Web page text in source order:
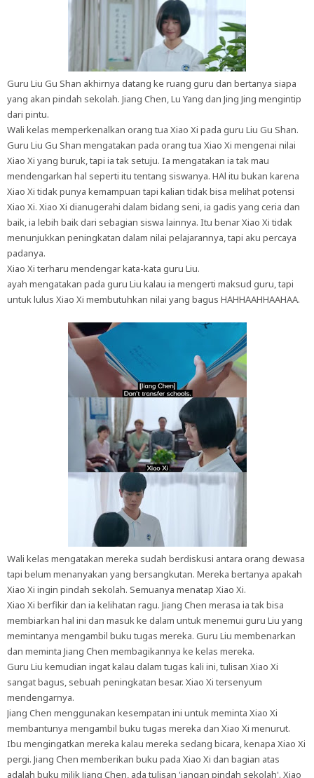
Guru Liu Gu Shan akhirnya datang ke ruang guru dan bertanya siapa
yang akan pindah sekolah. Jiang Chen, Lu Yang dan Jing Jing mengintip
dari pintu.
Wali kelas memperkenalkan orang tua Xiao Xi pada guru Liu Gu Shan.
Guru Liu Gu Shan mengatakan pada orang tua Xiao Xi mengenai nilai
Xiao Xi yang buruk, tapi ia tak setuju. Ia mengatakan ia tak mau
mendengarkan hal seperti itu tentang siswanya. HAl itu bukan karena
Xiao Xi tidak punya kemampuan tapi kalian tidak bisa melihat potensi
Xiao Xi. Xiao Xi dianugerahi dalam bidang seni, ia gadis yang ceria dan
baik, ia lebih baik dari sebagian siswa lainnya. Itu benar Xiao Xi tidak
menunjukkan peningkatan dalam nilai pelajarannya, tapi aku percaya
padanya.
Xiao Xi terharu mendengar kata-kata guru Liu.
ayah mengatakan pada guru Liu kalau ia mengerti maksud guru, tapi
untuk lulus Xiao Xi membutuhkan nilai yang bagus HAHHAAHHAAHAA.
Wali kelas mengatakan mereka sudah berdiskusi antara orang dewasa
tapi belum menanyakan yang bersangkutan. Mereka bertanya apakah
Xiao Xi ingin pindah sekolah. Semuanya menatap Xiao Xi.
Xiao Xi berfikir dan ia kelihatan ragu. Jiang Chen merasa ia tak bisa
membiarkan hal ini dan masuk ke dalam untuk menemui guru Liu yang
memintanya mengambil buku tugas mereka. Guru Liu membenarkan
dan meminta Jiang Chen membagikannya ke kelas mereka.
Guru Liu kemudian ingat kalau dalam tugas kali ini, tulisan Xiao Xi
sangat bagus, sebuah peningkatan besar. Xiao Xi tersenyum
mendengarnya.
Jiang Chen menggunakan kesempatan ini untuk meminta Xiao Xi
membantunya mengambil buku tugas mereka dan Xiao Xi menurut.
Ibu mengingatkan mereka kalau mereka sedang bicara, kenapa Xiao Xi
pergi. Jiang Chen memberikan buku pada Xiao Xi dan bagian atas
adalah buku milik Jiang Chen, ada tulisan 'jangan pindah sekolah'. Xiao